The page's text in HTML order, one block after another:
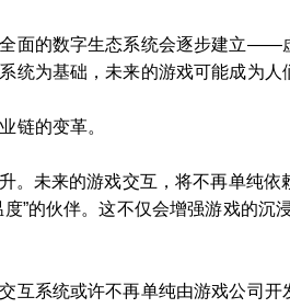
面的数字生态系统会逐步建立
统为基础，未来的游戏可能成为人
链的变革。
。未来的游戏交互，将不再单纯
”的伙伴。这不仅会增强游戏的
互系统或许不再单纯由游戏公司